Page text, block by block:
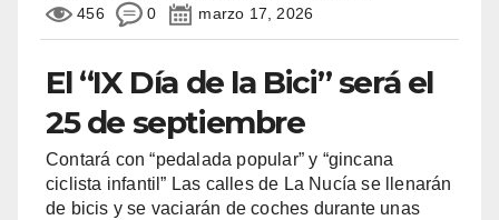
456 0 marzo 17, 2026
El “IX Día de la Bici” será el
25 de septiembre
Contará con “pedalada popular” y “gincana
ciclista infantil” Las calles de La Nucía se llenarán
de bicis y se vaciarán de coches durante unas